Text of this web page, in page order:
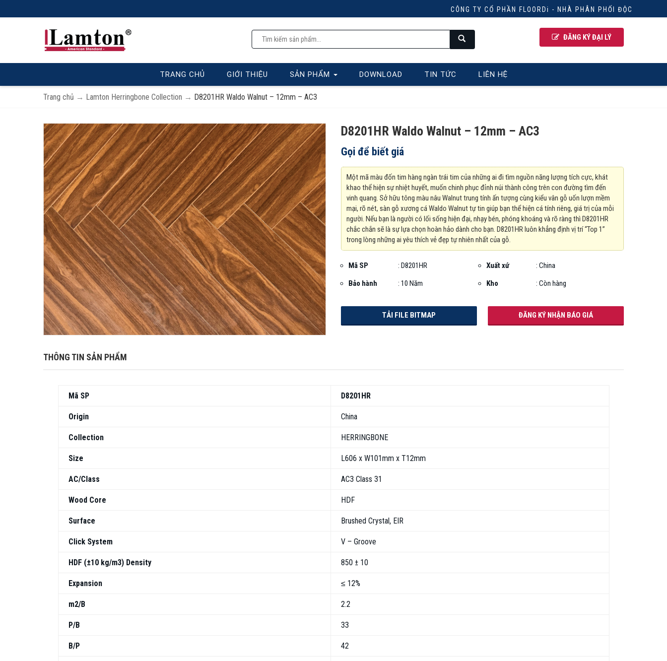
CÔNG TY CỔ PHẦN FLOORDi - NHÀ PHÂN PHỐI ĐỘC QUYỀN SÀN
ĐĂNG KÝ ĐẠI LÝ
TRANG CHỦ GIỚI THIỆU SẢN PHẨM DOWNLOAD TIN TỨC LIÊN HỆ
Trang chủ → Lamton Herringbone Collection → D8201HR Waldo Walnut – 12mm – AC3
D8201HR Waldo Walnut – 12mm – AC3
Gọi để biết giá
Một mã màu đốn tim hàng ngàn trái tim của những ai đi tìm nguồn năng lượng tích cực, khát
khao thể hiện sự nhiệt huyết, muốn chinh phục đỉnh núi thành công trên con đường tìm đến
vinh quang. Sở hữu tông màu nâu Walnut trung tính ấn tượng cùng kiểu vân gỗ uốn lượn mềm
mại, rõ nét, sàn gỗ xương cá Waldo Walnut tự tin giúp bạn thể hiện cá tính riêng, giá trị của mỗi
người. Nếu bạn là người có lối sống hiện đại, nhạy bén, phóng khoáng và rõ ràng thì D8201HR
chắc chắn sẽ là sự lựa chọn hoàn hảo dành cho bạn. D8201HR luôn khẳng định vị trí “Top 1”
trong lòng những ai yêu thích vẻ đẹp tự nhiên nhất của gỗ.
Mã SP : D8201HR Xuất xứ
: China
Bảo hành
: 10 Năm Kho : Còn hàng
TẢI FILE BITMAP ĐĂNG KÝ NHẬN BÁO GIÁ
THÔNG TIN SẢN PHẨM
Mã SP D8201HR
Origin China
Collection HERRINGBONE
Size L606 x W101mm x T12mm
AC/Class AC3 Class 31
Wood Core HDF
Surface Brushed Crystal, EIR
Click System V – Groove
HDF (±10 kg/m3) Density 850 ± 10
Expansion ≤ 12%
m2/B 2.2
P/B 33
B/P 42